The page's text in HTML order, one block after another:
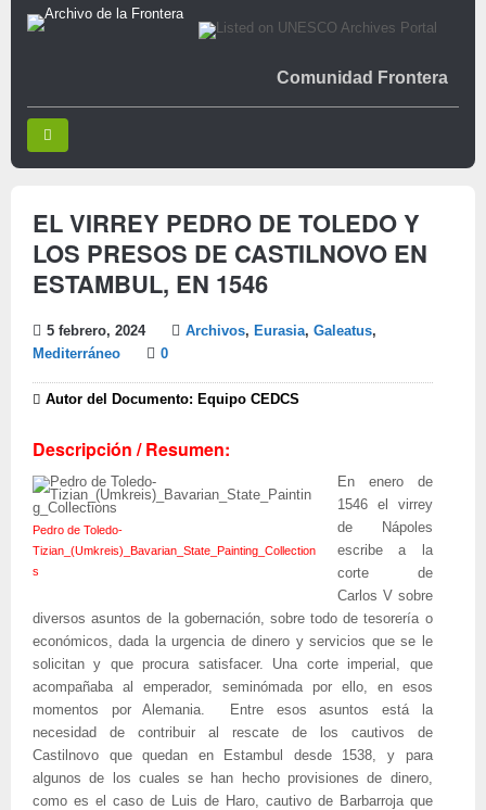
Comunidad Frontera
EL VIRREY PEDRO DE TOLEDO Y
LOS PRESOS DE CASTILNOVO EN
ESTAMBUL, EN 1546
5 febrero, 2024 Archivos, Eurasia, Galeatus,
Mediterráneo
0
Autor del Documento: Equipo CEDCS
Descripción / Resumen:
Pedro de Toledo-
Tizian_(Umkreis)_Bavarian_State_Painting_Collection
s
En enero de
1546 el virrey
de Nápoles
escribe a la
corte de
Carlos V sobre
diversos asuntos de la gobernación, sobre todo de tesorería o
económicos, dada la urgencia de dinero y servicios que se le
solicitan y que procura satisfacer. Una corte imperial, que
acompañaba al emperador, seminómada por ello, en esos
momentos por Alemania. Entre esos asuntos está la
necesidad de contribuir al rescate de los cautivos de
Castilnovo que quedan en Estambul desde 1538, y para
algunos de los cuales se han hecho provisiones de dinero,
como es el caso de Luis de Haro, cautivo de Barbarroja que